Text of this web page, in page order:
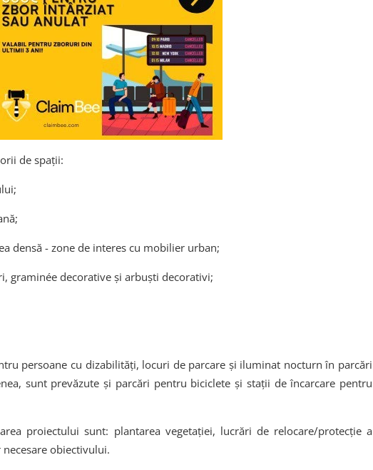
de spații:
densă - zone de interes cu mobilier urban;
graminée decorative și arbuști decorativi;
persoane cu dizabilități, locuri de parcare și iluminat nocturn în parcări
sunt prevăzute și parcări pentru biciclete și stații de încarcare pentru
proiectului sunt: plantarea vegetației, lucrări de relocare/protecție a
obiectivului.